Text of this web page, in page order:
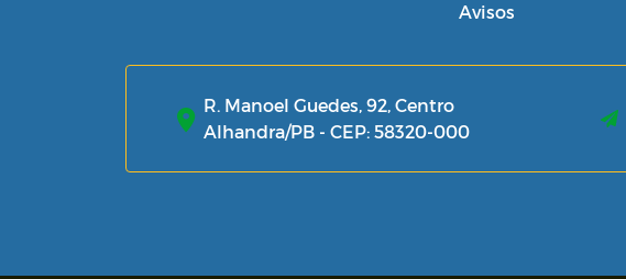
Avisos
R. Manoel Guedes, 92, Centro
Alhandra/PB - CEP: 58320-000